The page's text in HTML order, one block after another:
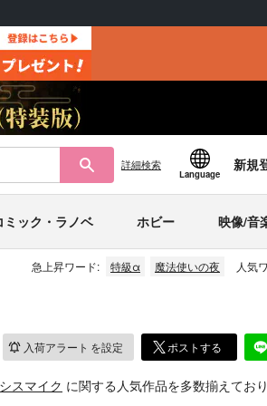
詳細検索
Language
新規
ミック・ラノベ ホビー 映像/音
急上昇ワード: 特級α 魔法使いの夜 人気
入荷アラート を設定 ポストする
スマイク に関する人気作品を多数揃えてお